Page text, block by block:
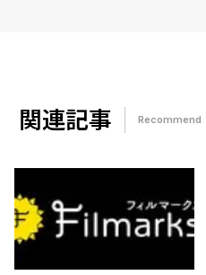
関連記事 Recommend